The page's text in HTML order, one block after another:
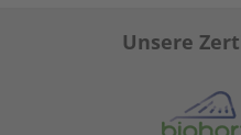
Unsere